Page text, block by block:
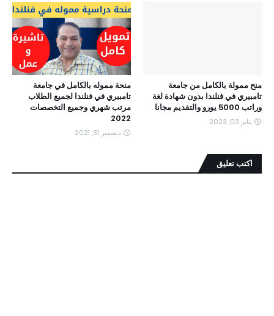
منح ممولة بالكامل من جامعة
تامبيري في فنلندا بدون شهادة لغة
وراتب 5000 يورو والتقديم مجانا
يناير 03, 2023
منحة مموله بالكامل في جامعة
تامبيري في فنلندا لجميع الطلاب
مرتب شهري وجميع التخصصات
2022
ديسمبر 31, 2021
اكتب تعليق